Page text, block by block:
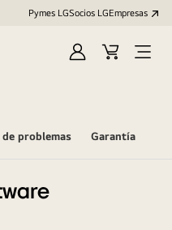
Pymes LGSocios LGEmpresas
IniciarCarritoOpen
problemas Garantía